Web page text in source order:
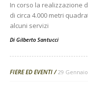
In corso la realizzazione
di circa 4.000 metri
alcuni servizi
Di Gilberto Santucci
FIERE ED EVENTI 29